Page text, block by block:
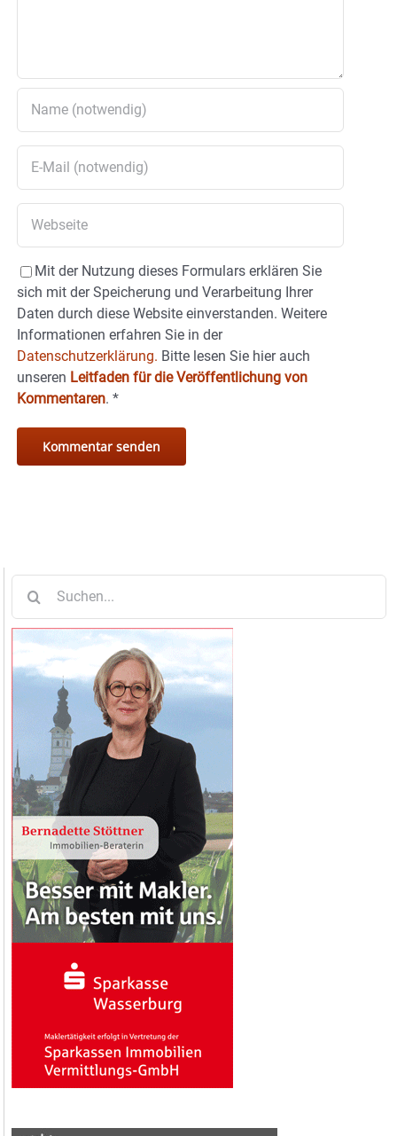
Mit der Nutzung dieses Formulars erklären Sie
sich mit der Speicherung und Verarbeitung Ihrer
Daten durch diese Website einverstanden. Weitere
Informationen erfahren Sie in der
Datenschutzerklärung. Bitte lesen Sie hier auch
unseren Leitfaden für die Veröffentlichung von
Kommentaren. *
nach: